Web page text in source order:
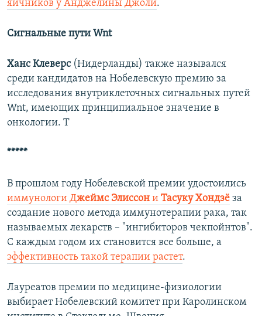
яичников у Анджелины Джоли.
Сигнальные пути Wnt
Ханс Клеверс(Нидерланды) также назывался
среди кандидатов на Нобелевскую премию за
исследования внутриклеточных сигнальных путей
Wnt, имеющих принципиальное значение в
онкологии. Т
*****
В прошлом году Нобелевской премии удостоились
иммунологи Джеймс Элиссон и Тасуку Хондзё за
создание нового метода иммунотерапии рака, так
называемых лекарств – "ингибиторов чекпойнтов".
С каждым годом их становится все больше, а
эффективность такой терапии растет.
Лауреатов премии по медицине-физиологии
выбирает Нобелевский комитет при Каролинском